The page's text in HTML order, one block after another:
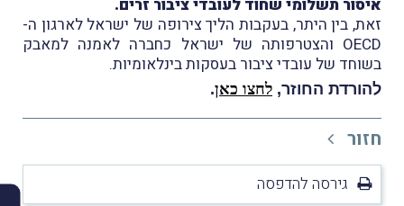
איסור תשלומי שחוד לעובדי ציבור זרים.
זאת, בין היתר, בעקבות הליך צירופה של ישראל לארגון ה-
OECD והצטרפותה של ישראל כחברה לאמנה למאבק
בשוחד של עובדי ציבור בעסקות בינלאומיות.
להורדת החוזר, לחצו כאן.
חזור
גירסה להדפסה